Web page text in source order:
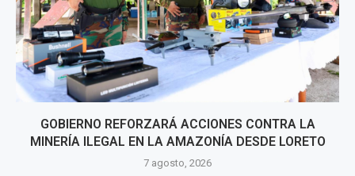
GOBIERNO REFORZARÁ ACCIONES CONTRA LA
MINERÍA ILEGAL EN LA AMAZONÍA DESDE LORETO
7 agosto, 2026